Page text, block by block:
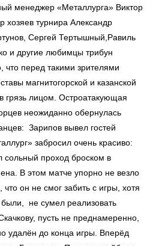
менеджер «Металлурга» Виктор
хозяев турнира Александр
Сергей Тертышный,Равиль
и другие любимцы трибун
что перед такими зрителями
магнитогорской и казанской
грязь лицом. Остроатакующая
неожиданно обернулась
Зарипов вывел гостей
забросил очень красиво:
проход броском в
В этом матче упорно не везло
он не смог забить с игры, хотя
не сумел реализовать
пусть не преднамеренно,
удалён до конца игры. Вперёд